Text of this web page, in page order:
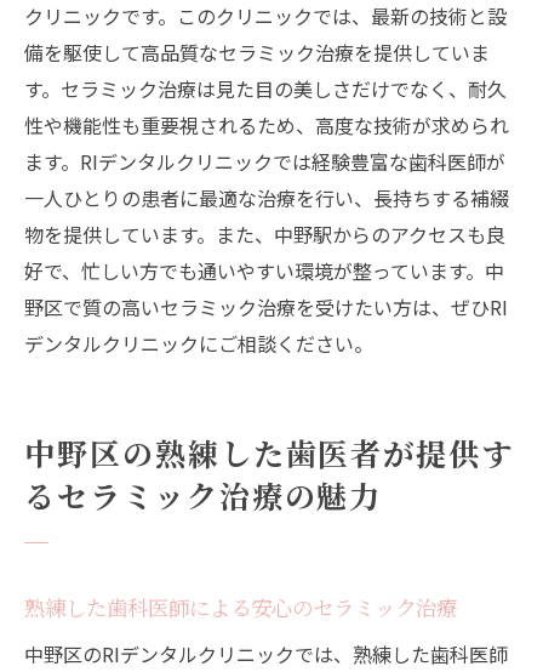
クリニックです。このクリニックでは、最新の技術と設
備を駆使して高品質なセラミック治療を提供していま
す。セラミック治療は見た目の美しさだけでなく、耐久
性や機能性も重要視されるため、高度な技術が求められ
ます。RIデンタルクリニックでは経験豊富な歯科医師が
一人ひとりの患者に最適な治療を行い、長持ちする補綴
物を提供しています。また、中野駅からのアクセスも良
好で、忙しい方でも通いやすい環境が整っています。中
野区で質の高いセラミック治療を受けたい方は、ぜひRI
デンタルクリニックにご相談ください。
中野区の熟練した歯医者が提供す
るセラミック治療の魅力
熟練した歯科医師による安心のセラミック治療
中野区のRIデンタルクリニックでは、熟練した歯科医師